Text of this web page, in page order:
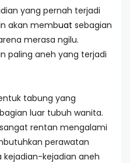
yang pernah terjadi
akan membuat sebagian
merasa ngilu.
paling aneh yang terjadi
tabung yang
luar tubuh wanita.
rentan mengalami
perawatan
kejadian-kejadian aneh